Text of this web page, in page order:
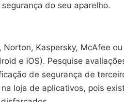
do seu aparelho.
Kaspersky, McAfee ou
e iOS). Pesquise
de segurança de
loja de aplicativos, pois